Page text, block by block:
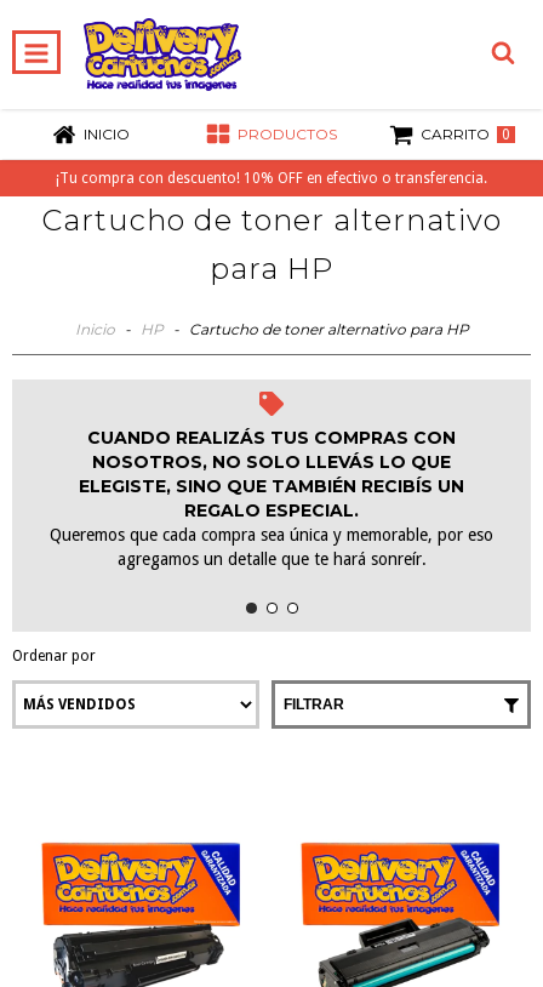
INICIO PRODUCTOS CARRITO 0
¡Tu compra con descuento! 10% OFF en efectivo o transferencia.
Cartucho de toner alternativo
para HP
Inicio - HP - Cartucho de toner alternativo para HP
CUANDO REALIZÁS TUS COMPRAS CON
NOSOTROS, NO SOLO LLEVÁS LO QUE
ELEGISTE, SINO QUE TAMBIÉN RECIBÍS UN
REGALO ESPECIAL.
Queremos que cada compra sea única y memorable, por eso
agregamos un detalle que te hará sonreír.
Ordenar por
FILTRAR